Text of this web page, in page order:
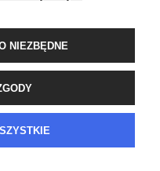
NIEZBĘDNE